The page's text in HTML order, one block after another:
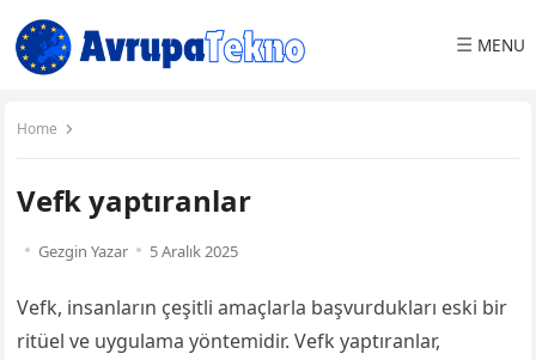
☰ MENU
Home
Vefk yaptıranlar
Gezgin Yazar 5 Aralık 2025
Vefk, insanların çeşitli amaçlarla başvurdukları eski bir
ritüel ve uygulama yöntemidir. Vefk yaptıranlar,